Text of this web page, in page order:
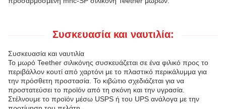
Συσκευασία και ναυτιλία:
Συσκευασία και ναυτιλία
Το μωρό Teether σιλικόνης συσκευάζεται σε ένα φιλικό προς το
περιβάλλον κουτί από χαρτόνι με το πλαστικό περικάλυμμα για
την πρόσθετη προστασία. Το κιβώτιο σχεδιάζεται για να
προστατεύσει το προϊόν από τη σκόνη και την υγρασία.
Στέλνουμε το προϊόν μέσω USPS ή του UPS ανάλογα με την